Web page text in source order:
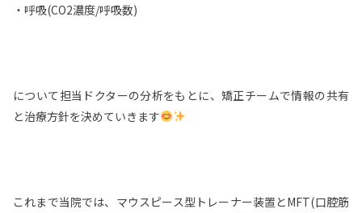
・呼吸(CO2濃度/呼吸数)
について担当ドクターの分析をもとに、矯正チームで情報の共有
と治療方針を決めていきます
これまで当院では、マウスピース型トレーナー装置とMFT(口腔筋